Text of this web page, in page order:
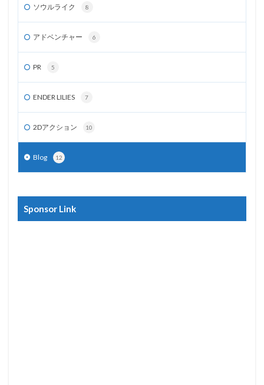
ソウルライク 8
アドベンチャー 6
PR 5
ENDER LILIES 7
2Dアクション 10
Blog 12
Sponsor Link